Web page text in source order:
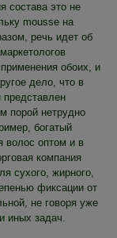
состава это не
mousse на
речь идет об
обоих, и
дело, что в
представлен
порой нетрудно
богатый
волос оптом и в
компания
сухого, жирного,
фиксации от
не говоря уже
иных задач.